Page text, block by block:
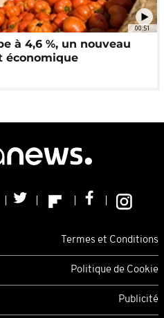
00:51
à 4,6 %, un nouveau
économique
Termes et Conditions
Politique de Cookie
Publicité